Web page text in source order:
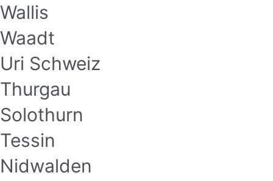
Wallis
Waadt
Uri Schweiz
Thurgau
Solothurn
Tessin
Nidwalden